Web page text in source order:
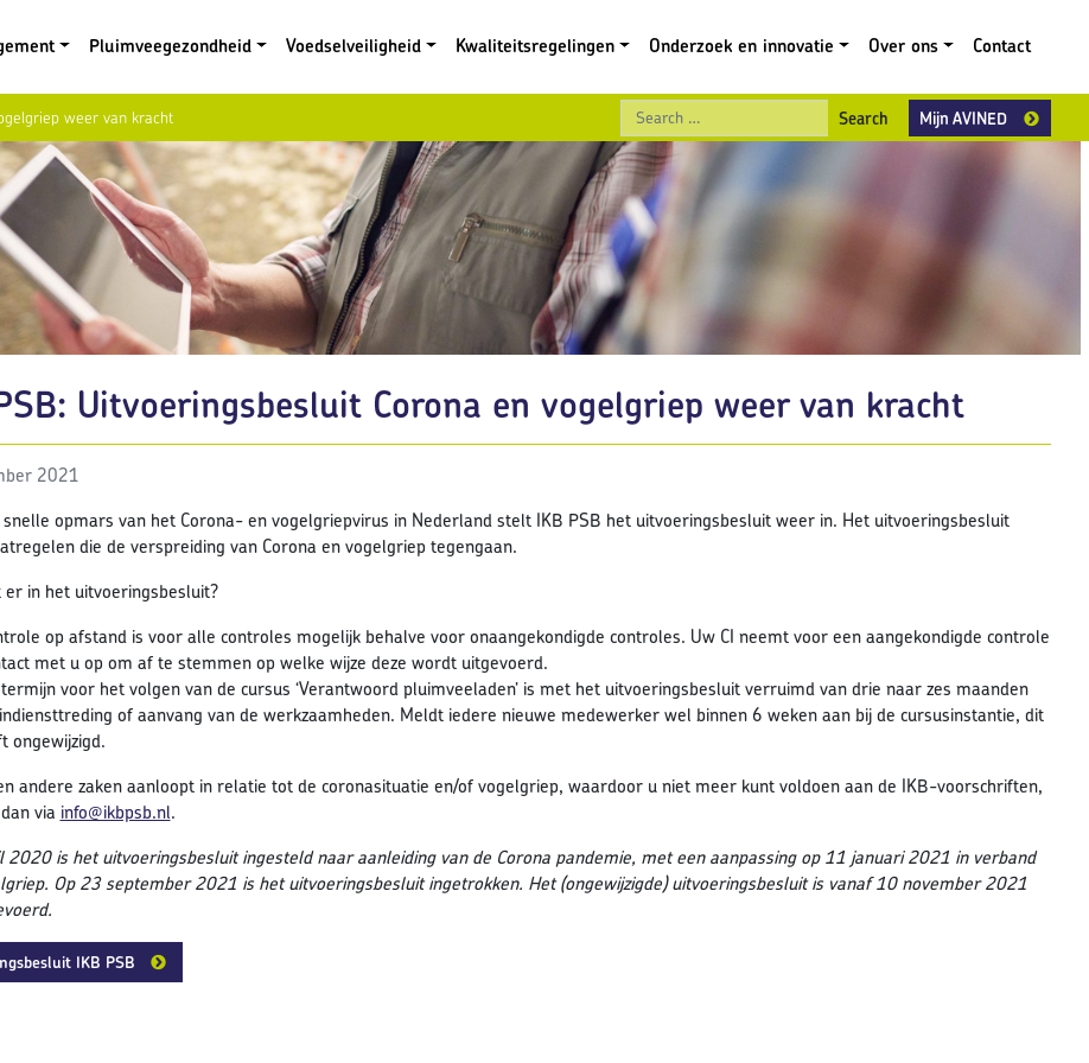
Pluimveegezondheid Voedselveiligheid Kwaliteitsregelingen Onderzoek en innovatie Over ons Contact
weer van kracht Search
Mijn AVINED
Uitvoeringsbesluit Corona en vogelgriep weer van kracht
2021
opmars van het Corona- en vogelgriepvirus in Nederland stelt IKB PSB het uitvoeringsbesluit weer in. Het uitvoeringsbesluit
die de verspreiding van Corona en vogelgriep tegengaan.
er in het uitvoeringsbesluit?
op afstand is voor alle controles mogelijk behalve voor onaangekondigde controles. Uw CI neemt voor een aangekondigde controle
met u op om af te stemmen op welke wijze deze wordt uitgevoerd.
voor het volgen van de cursus ‘Verantwoord pluimveeladen’ is met het uitvoeringsbesluit verruimd van drie naar zes maanden
of aanvang van de werkzaamheden. Meldt iedere nieuwe medewerker wel binnen 6 weken aan bij de cursusinstantie, dit
ongewijzigd.
andere zaken aanloopt in relatie tot de coronasituatie en/of vogelgriep, waardoor u niet meer kunt voldoen aan de IKB-voorschriften,
via info@ikbpsb.nl.
2020 is het uitvoeringsbesluit ingesteld naar aanleiding van de Corona pandemie, met een aanpassing op 11 januari 2021 in verband
Op 23 september 2021 is het uitvoeringsbesluit ingetrokken. Het (ongewijzigde) uitvoeringsbesluit is vanaf 10 november 2021
IKB PSB